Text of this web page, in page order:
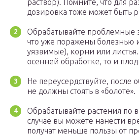
раствор). Помните, что для
дозировка тоже может быть
Обрабатывайте проблемные
что уже поражены болезнью
уязвимые), корни или
осенней обработке, то и
Не переусердствуйте, после
не должны стоять в «болоте».
Обрабатывайте растения по
случае вы можете нанести
получат меньше пользы от